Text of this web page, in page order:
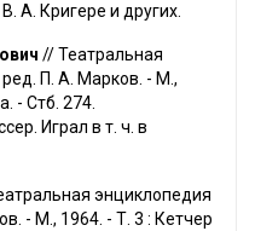
А. Кригере и других.
// Театральная
П. А. Марков. - М.,
- Стб. 274.
Играл в т. ч. в
энциклопедия
- М., 1964. - Т. 3 : Кетчер